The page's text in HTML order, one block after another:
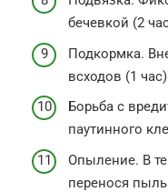
бечевкой (2
Подкормка.
всходов (1
Борьба с
паутинного
Опыление. В
перенося